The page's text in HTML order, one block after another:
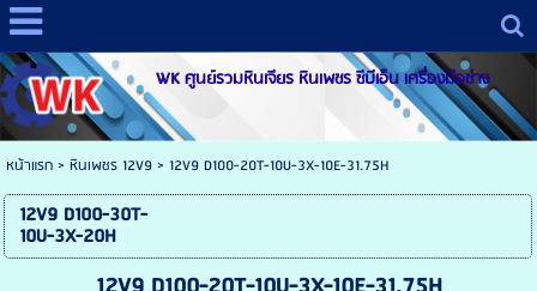
WK ศูนย์รวมหินเจียร หินเพชร ซีบีเอ็น เครื่องมือช่าง
หน้าแรก> หินเพชร 12V9> 12V9 D100-20T-10U-3X-10E-31.75H
12V9 D100-30T-
10U-3X-20H